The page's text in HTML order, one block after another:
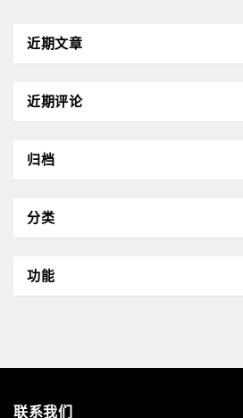
近期文章
近期评论
归档
分类
功能
联系我们